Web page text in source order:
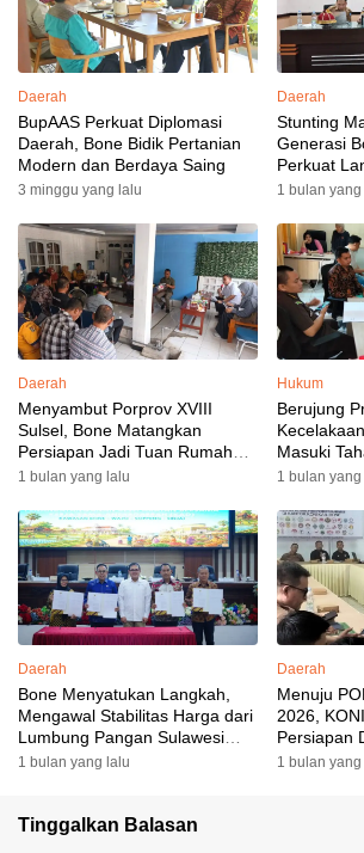
Daerah
BupAAS Perkuat Diplomasi
Daerah, Bone Bidik Pertanian
Modern dan Berdaya Saing
3 minggu yang lalu
Daerah
Stunting
Generasi
Perkuat
1 bulan
Daerah
Menyambut Porprov XVIII
Sulsel, Bone Matangkan
Persiapan Jadi Tuan Rumah
yang Berkesan: Wakil Bupati
Targetkan Venue dan
Akomodasi Rampung
1 bulan yang lalu
Hukum
Berujung
Masuki
1 bulan
Daerah
Bone Menyatukan Langkah,
Mengawal Stabilitas Harga dari
Lumbung Pangan Sulawesi
Selatan
1 bulan yang lalu
Daerah
Menuju
2026,
Persiapan
Besar
1 bulan
Tinggalkan Balasan